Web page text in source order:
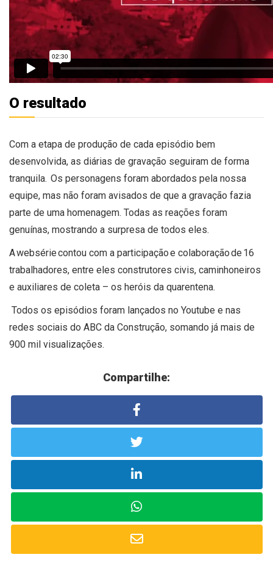
O resultado
Com a etapa de produção de cada episódio bem
desenvolvida, as diárias de gravação seguiram de forma
tranquila. Os personagens foram abordados pela nossa
equipe, mas não foram avisados de que a gravação fazia
parte de uma homenagem. Todas as reações foram
genuínas, mostrando a surpresa de todos eles.
A websérie contou com a participação e colaboração de 16
trabalhadores, entre eles construtores civis, caminhoneiros
e auxiliares de coleta – os heróis da quarentena.
Todos os episódios foram lançados no Youtube e nas
redes sociais do ABC da Construção, somando já mais de
900 mil visualizações.
Compartilhe: